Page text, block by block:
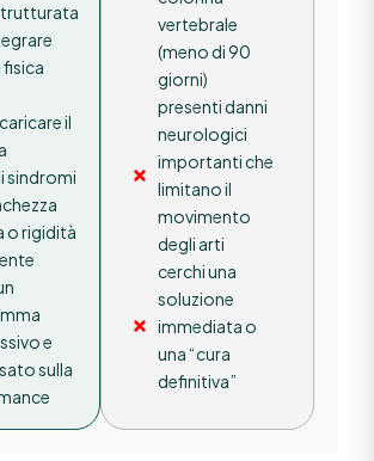
il
sindromi
o rigidità
e
sulla
vertebrale
(meno di 90
giorni)
presenti danni
neurologici
importanti che
limitano il
movimento
degli arti
cerchi una
soluzione
immediata o
una “cura
definitiva”